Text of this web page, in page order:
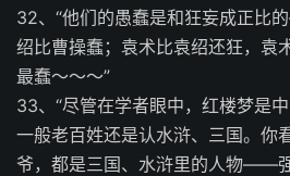
32、“他们的愚蠢是和狂妄成正比
绍比曹操蠢；袁术比袁绍还狂，袁
最蠢～～～”
33、“尽管在学者眼中，红楼梦是
一般老百姓还是认水浒、三国。你
爷，都是三国、水浒里的人物——